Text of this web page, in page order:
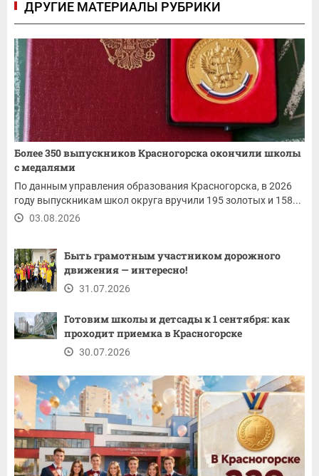
ДРУГИЕ МАТЕРИАЛЫ РУБРИКИ
Более 350 выпускников Красногорска окончили школы
с медалями
По данным управления образования Красногорска, в 2026
году выпускникам школ округа вручили 195 золотых и 158...
03.08.2026
Быть грамотным участником дорожного
движения — интересно!
31.07.2026
Готовим школы и детсады к 1 сентября: как
проходит приемка в Красногорске
30.07.2026